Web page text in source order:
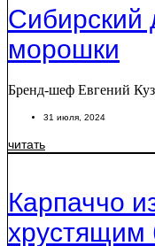
Сибирский
морошки
Бренд-шеф Евгений
31 июля, 2024
читать
Карпаччо
хрустящим